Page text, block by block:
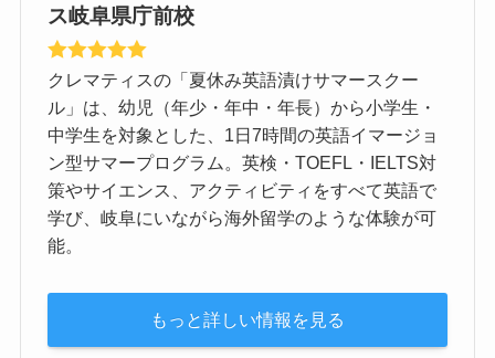
ス岐阜県庁前校
クレマティスの「夏休み英語漬けサマースクー
ル」は、幼児（年少・年中・年長）から小学生・
中学生を対象とした、1日7時間の英語イマージョ
ン型サマープログラム。英検・TOEFL・IELTS対
策やサイエンス、アクティビティをすべて英語で
学び、岐阜にいながら海外留学のような体験が可
能。
もっと詳しい情報を見る